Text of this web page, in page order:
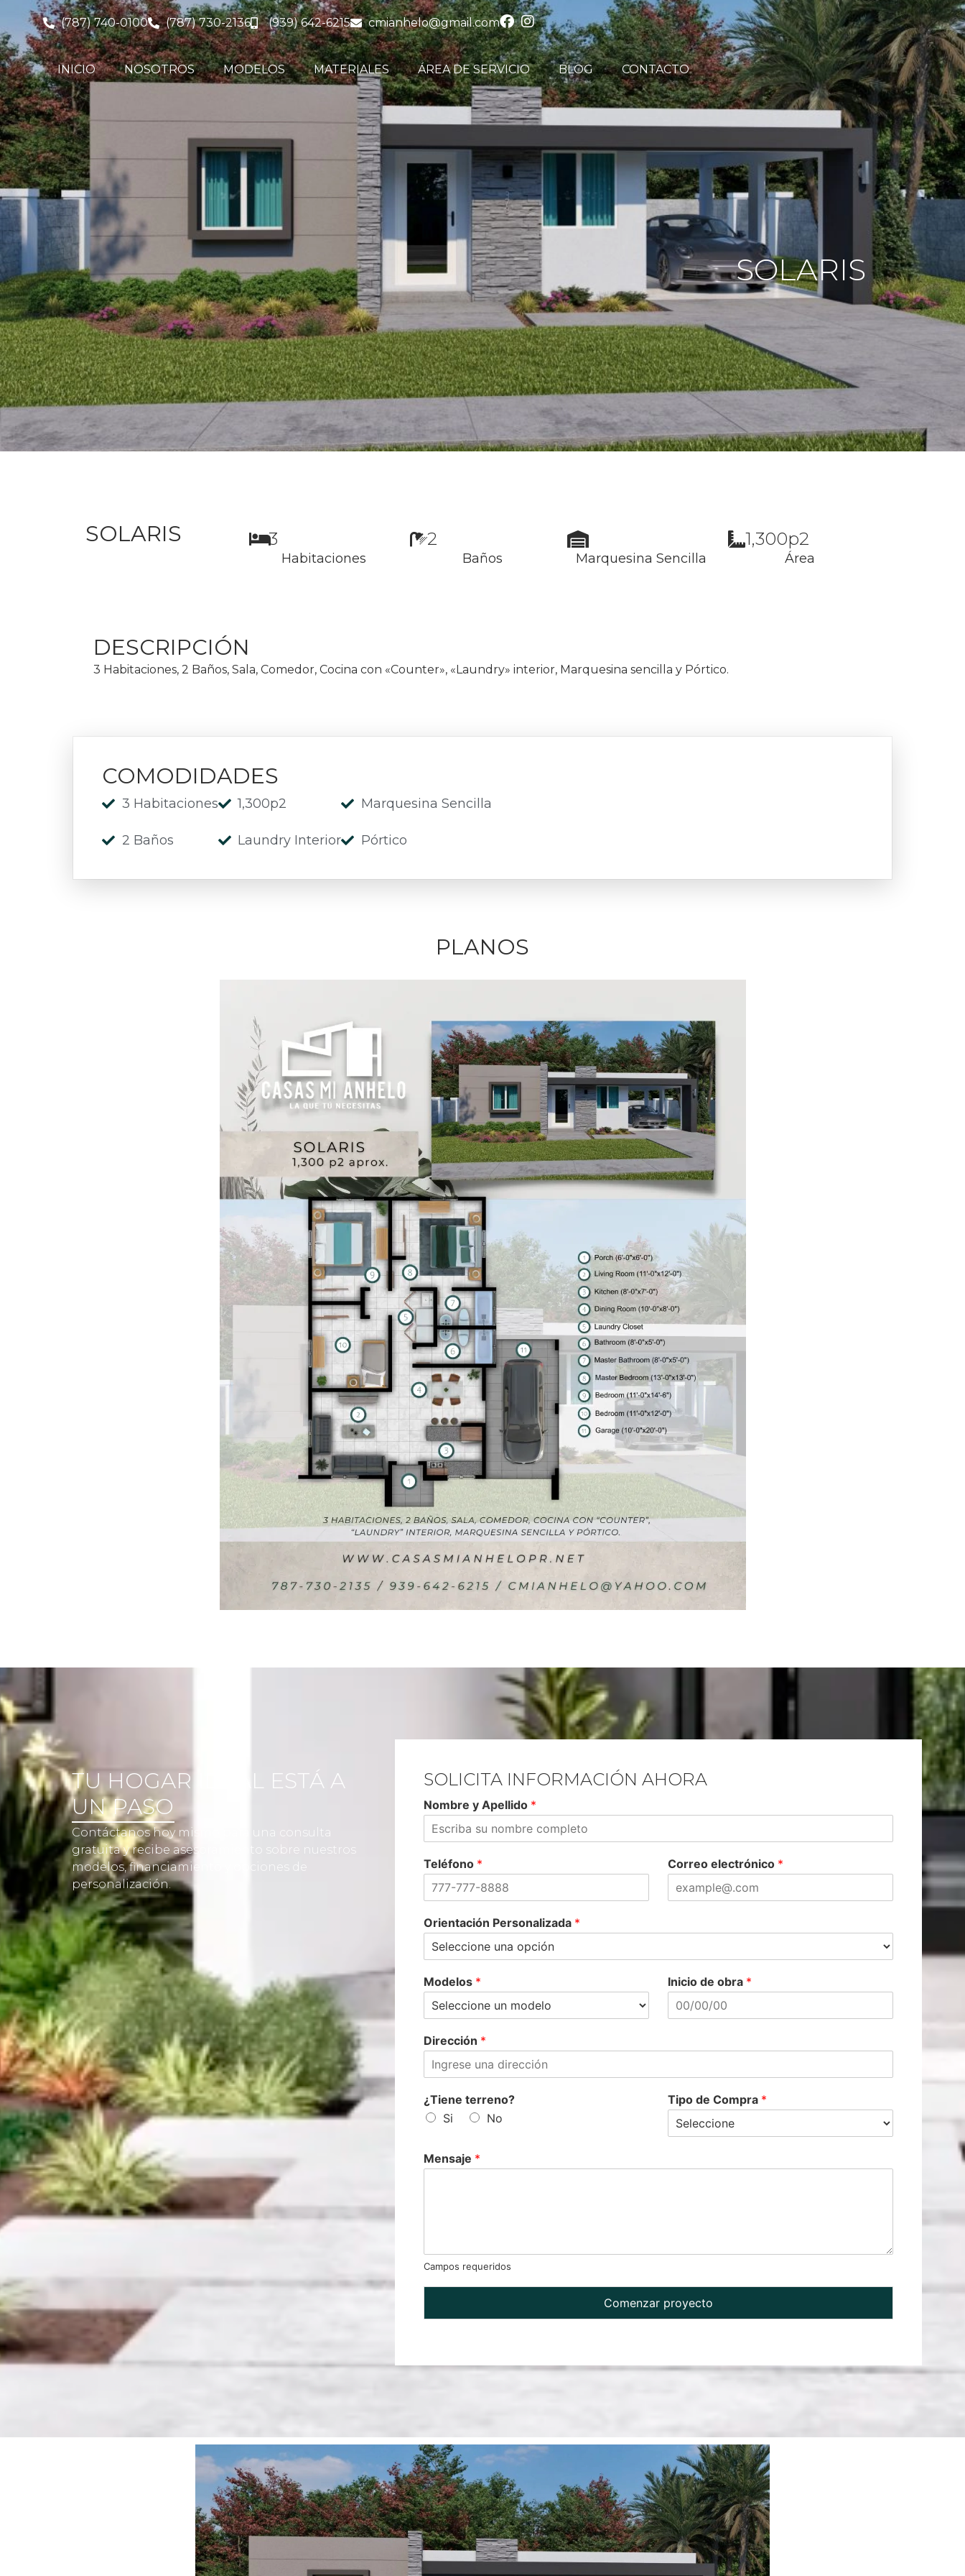
(787) 740-0100 (787) 730-2136 (939) 642-6215 cmianhelo@gmail.com
INICIO NOSOTROS MODELOS MATERIALES ÁREA DE SERVICIO BLOG CONTACTO
SOLARIS
SOLARIS 3
Habitaciones
2
Baños Marquesina Sencilla
1,300p2
Área
DESCRIPCIÓN
3 Habitaciones, 2 Baños, Sala, Comedor, Cocina con «Counter», «Laundry» interior, Marquesina sencilla y Pórtico.
COMODIDADES
3 Habitaciones
2 Baños
1,300p2
Laundry Interior
Marquesina Sencilla
Pórtico
PLANOS
TU HOGAR IDEAL ESTÁ A
UN PASO
Contáctanos hoy mismo para una consulta
gratuita y recibe asesoramiento sobre nuestros
modelos, financiamiento y opciones de
personalización.
SOLICITA INFORMACIÓN AHORA
Nombre y Apellido *
Teléfono * Correo electrónico *
Orientación Personalizada *
Modelos * Inicio de obra *
Dirección *
¿Tiene terreno?
Si
No
Tipo de Compra *
Mensaje *
Campos requeridos
Comenzar proyecto